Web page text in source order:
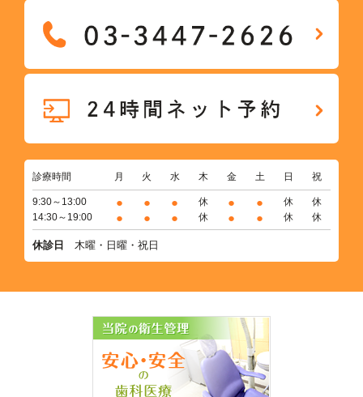
診療時間 月 火 水 木 金 土 日 祝
9:30～13:00 ● ● ● 休 ● ● 休
休
14:30～19:00
● ● ● 休 ● ● 休 休
休診日 木曜・日曜・祝日